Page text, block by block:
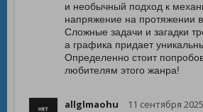
и необычный подход к
напряжение на протяжении
Сложные задачи и загадки
а графика придает
Определенно стоит
любителям этого жанра!
allglmaohu 11 сентября